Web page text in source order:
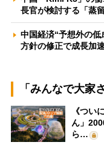
長官が検討する「蒸
中国経済“予想外の
方針の修正で成長加
「みんなで大家
《つい
ん」
ら…